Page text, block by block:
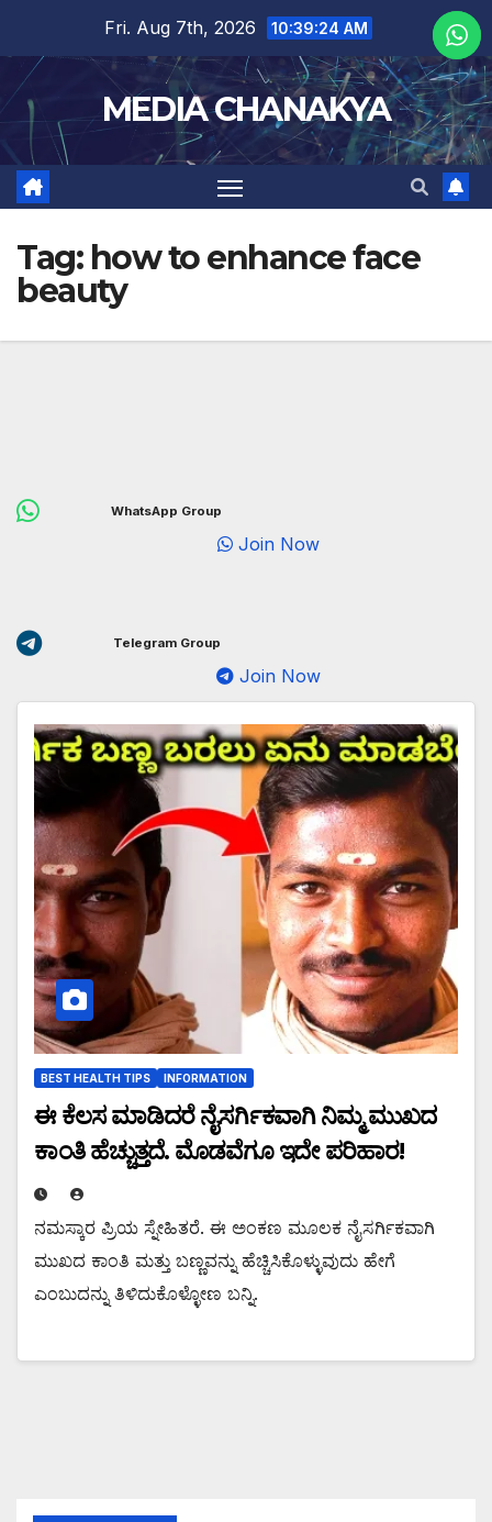
Fri. Aug 7th, 2026 10:39:24 AM
MEDIA CHANAKYA
Tag: how to enhance face
beauty
WhatsApp Group
Join Now
Telegram Group
Join Now
BEST HEALTH TIPS INFORMATION
ಈ ಕೆಲಸ ಮಾಡಿದರೆ ನೈಸರ್ಗಿಕವಾಗಿ ನಿಮ್ಮ ಮುಖದ
ಕಾಂತಿ ಹೆಚ್ಚುತ್ತದೆ. ಮೊಡವೆಗೂ ಇದೇ ಪರಿಹಾರ!
ನಮಸ್ಕಾರ ಪ್ರಿಯ ಸ್ನೇಹಿತರೆ. ಈ ಅಂಕಣ ಮೂಲಕ ನೈಸರ್ಗಿಕವಾಗಿ
ಮುಖದ ಕಾಂತಿ ಮತ್ತು ಬಣ್ಣವನ್ನು ಹೆಚ್ಚಿಸಿಕೊಳ್ಳುವುದು ಹೇಗೆ
ಎಂಬುದನ್ನು ತಿಳಿದುಕೊಳ್ಳೋಣ ಬನ್ನಿ.